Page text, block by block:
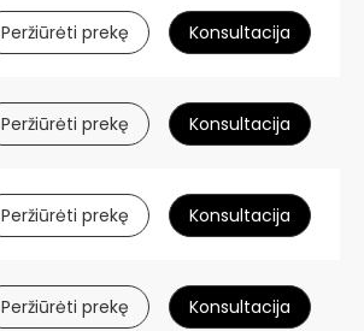
Peržiūrėti prekę Konsultacija
Peržiūrėti prekę Konsultacija
Peržiūrėti prekę Konsultacija
Peržiūrėti prekę Konsultacija